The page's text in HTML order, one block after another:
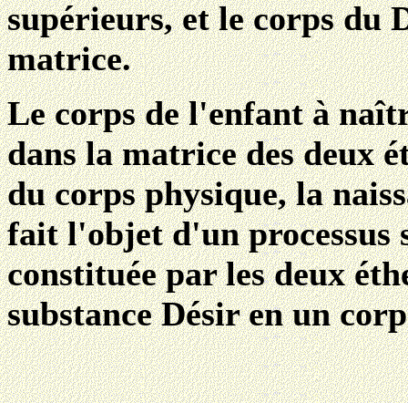
supérieurs, et le corps du
matrice.
Le corps de l'enfant à
dans la matrice des deux
du corps physique, la
fait l'objet d'un processus
constituée par les deux
substance Désir en un